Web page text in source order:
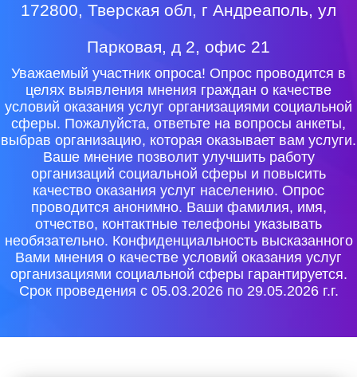
172800, Тверская обл, г Андреаполь, ул
Парковая, д 2, офис 21
Уважаемый участник опроса! Опрос проводится в
целях выявления мнения граждан о качестве
условий оказания услуг организациями социальной
сферы. Пожалуйста, ответьте на вопросы анкеты,
выбрав организацию, которая оказывает вам услуги.
Ваше мнение позволит улучшить работу
организаций социальной сферы и повысить
качество оказания услуг населению. Опрос
проводится анонимно. Ваши фамилия, имя,
отчество, контактные телефоны указывать
необязательно. Конфиденциальность высказанного
Вами мнения о качестве условий оказания услуг
организациями социальной сферы гарантируется.
Срок проведения с 05.03.2026 по 29.05.2026 г.г.